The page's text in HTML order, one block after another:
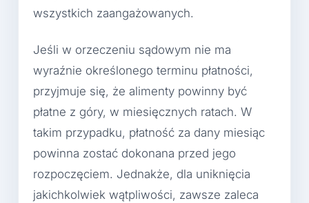
wszystkich zaangażowanych.
Jeśli w orzeczeniu sądowym nie ma
wyraźnie określonego terminu płatności,
przyjmuje się, że alimenty powinny być
płatne z góry, w miesięcznych ratach. W
takim przypadku, płatność za dany miesiąc
powinna zostać dokonana przed jego
rozpoczęciem. Jednakże, dla uniknięcia
jakichkolwiek wątpliwości, zawsze zaleca